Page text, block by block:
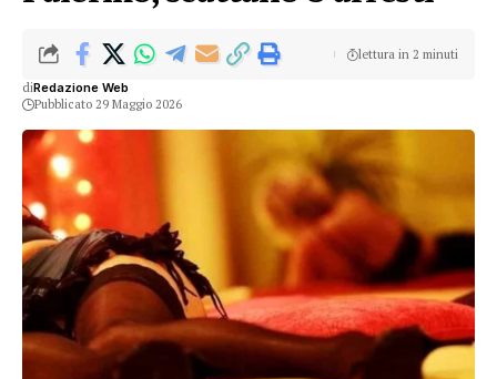
diRedazione Web
Pubblicato 29 Maggio 2026
lettura in 2 minuti